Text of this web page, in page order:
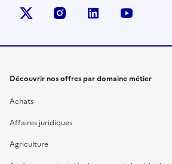
X (anciennement Twitter)
instagramlinkedin
Découvrir nos offres par domaine métier
Achats
Affaires juridiques
Agriculture